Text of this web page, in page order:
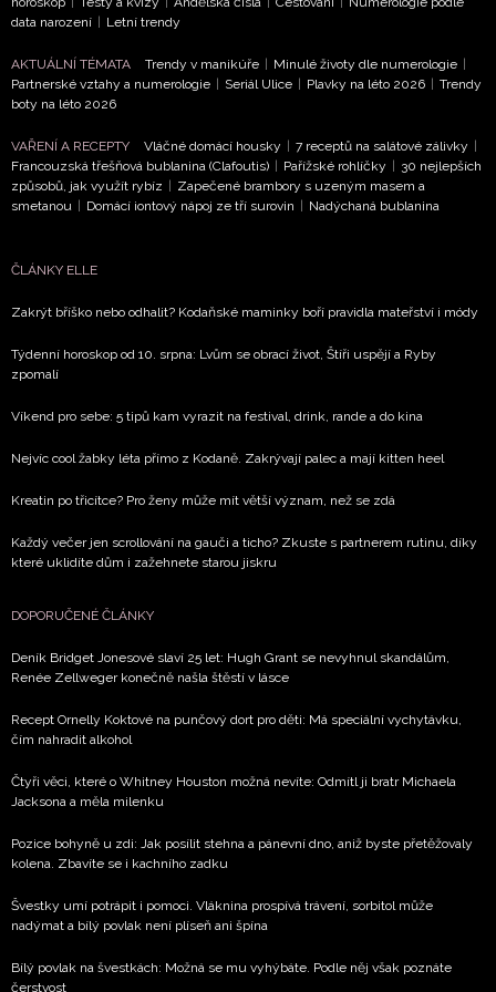
data narození | Letní trendy
AKTUÁLNÍ TÉMATA Trendy v manikúře | Minulé životy dle numerologie |
Partnerské vztahy a numerologie | Seriál Ulice | Plavky na léto 2026 | Trendy
boty na léto 2026
VAŘENÍ A RECEPTY Vláčné domácí housky | 7 receptů na salátové zálivky |
Francouzská třešňová bublanina (Clafoutis) | Pařížské rohlíčky | 30 nejlepších
způsobů, jak využít rybíz | Zapečené brambory s uzeným masem a
smetanou | Domácí iontový nápoj ze tří surovin | Nadýchaná bublanina
ČLÁNKY ELLE
Zakrýt bříško nebo odhalit? Kodaňské maminky boří pravidla mateřství i módy
Týdenní horoskop od 10. srpna: Lvům se obrací život, Štíři uspějí a Ryby
zpomalí
Víkend pro sebe: 5 tipů kam vyrazit na festival, drink, rande a do kina
Nejvíc cool žabky léta přímo z Kodaně. Zakrývají palec a mají kitten heel
Kreatin po třicítce? Pro ženy může mít větší význam, než se zdá
Každý večer jen scrollování na gauči a ticho? Zkuste s partnerem rutinu, díky
které uklidíte dům i zažehnete starou jiskru
DOPORUČENÉ ČLÁNKY
Deník Bridget Jonesové slaví 25 let: Hugh Grant se nevyhnul skandálům,
Renée Zellweger konečně našla štěstí v lásce
Recept Ornelly Koktové na punčový dort pro děti: Má speciální vychytávku,
čím nahradit alkohol
Čtyři věci, které o Whitney Houston možná nevíte: Odmítl ji bratr Michaela
Jacksona a měla milenku
Pozice bohyně u zdi: Jak posílit stehna a pánevní dno, aniž byste přetěžovaly
kolena. Zbavíte se i kachního zadku
Švestky umí potrápit i pomoci. Vláknina prospívá trávení, sorbitol může
nadýmat a bílý povlak není plíseň ani špína
Bílý povlak na švestkách: Možná se mu vyhýbáte. Podle něj však poznáte
čerstvost